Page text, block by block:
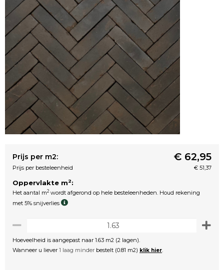
Prijs per m2: € 62,95
Prijs per besteleenheid € 51,37
Oppervlakte m2:
Het aantal m2 wordt afgerond op hele besteleenheden. Houd rekening
met 5% snijverlies
Hoeveelheid is aangepast naar 1.63 m2 (2 lagen).
Wanneer u liever 1 laag minder bestelt (0.81 m2) klik hier.